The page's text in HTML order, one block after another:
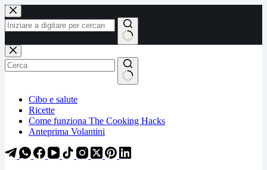
Salta
al
contenuto
Salta
al
contenuto
Nessun
risultato
Cibo e salute
Ricette
Come funziona The Cooking Hacks
Anteprima Volantini